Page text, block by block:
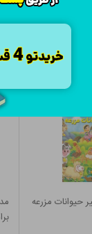
حیوانات مزرعه